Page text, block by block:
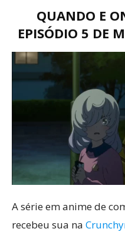
QUANDO E
EPISÓDIO 5 DE
A série em anime de
recebeu sua na